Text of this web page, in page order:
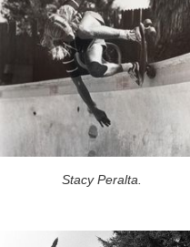
Stacy Peralta.